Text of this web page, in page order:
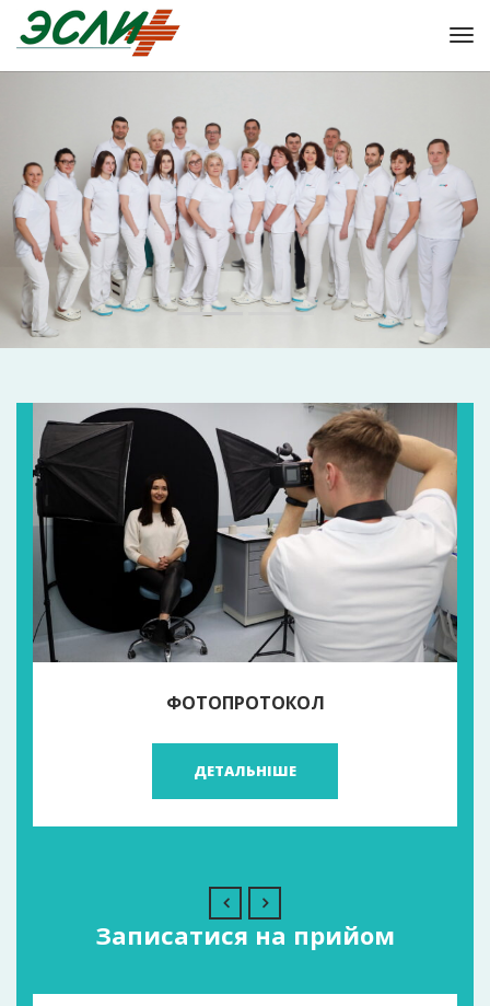
ФОТОПРОТОКОЛ
ДЕТАЛЬНІШЕ
Записатися на прийом